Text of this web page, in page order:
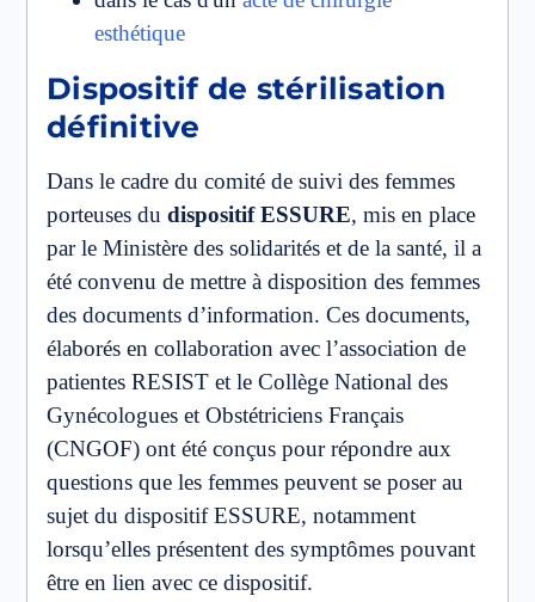
esthétique
Dispositif de stérilisation
définitive
Dans le cadre du comité de suivi des femmes
porteuses du dispositif ESSURE, mis en place
par le Ministère des solidarités et de la santé, il a
été convenu de mettre à disposition des femmes
des documents d’information. Ces documents,
élaborés en collaboration avec l’association de
patientes RESIST et le Collège National des
Gynécologues et Obstétriciens Français
(CNGOF) ont été conçus pour répondre aux
questions que les femmes peuvent se poser au
sujet du dispositif ESSURE, notamment
lorsqu’elles présentent des symptômes pouvant
être en lien avec ce dispositif.